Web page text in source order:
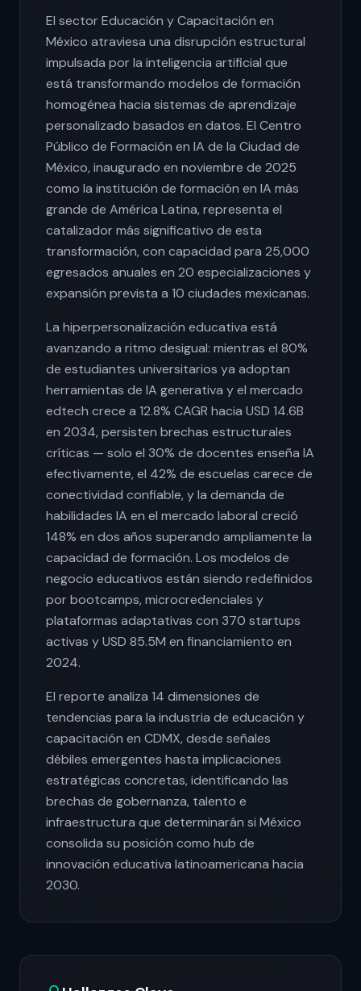
El sector Educación y Capacitación en
México atraviesa una disrupción estructural
impulsada por la inteligencia artificial que
está transformando modelos de formación
homogénea hacia sistemas de aprendizaje
personalizado basados en datos. El Centro
Público de Formación en IA de la Ciudad de
México, inaugurado en noviembre de 2025
como la institución de formación en IA más
grande de América Latina, representa el
catalizador más significativo de esta
transformación, con capacidad para 25,000
egresados anuales en 20 especializaciones y
expansión prevista a 10 ciudades mexicanas.
La hiperpersonalización educativa está
avanzando a ritmo desigual: mientras el 80%
de estudiantes universitarios ya adoptan
herramientas de IA generativa y el mercado
edtech crece a 12.8% CAGR hacia USD 14.6B
en 2034, persisten brechas estructurales
críticas — solo el 30% de docentes enseña IA
efectivamente, el 42% de escuelas carece de
conectividad confiable, y la demanda de
habilidades IA en el mercado laboral creció
148% en dos años superando ampliamente la
capacidad de formación. Los modelos de
negocio educativos están siendo redefinidos
por bootcamps, microcredenciales y
plataformas adaptativas con 370 startups
activas y USD 85.5M en financiamiento en
2024.
El reporte analiza 14 dimensiones de
tendencias para la industria de educación y
capacitación en CDMX, desde señales
débiles emergentes hasta implicaciones
estratégicas concretas, identificando las
brechas de gobernanza, talento e
infraestructura que determinarán si México
consolida su posición como hub de
innovación educativa latinoamericana hacia
2030.